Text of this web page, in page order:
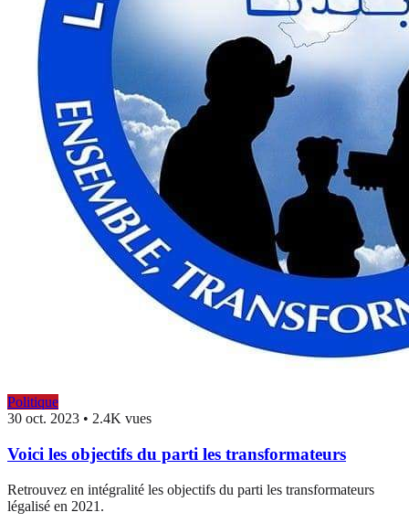
Politique
30 oct. 2023 • 2.4K vues
Voici les objectifs du parti les transformateurs
Retrouvez en intégralité les objectifs du parti les transformateurs
légalisé en 2021.